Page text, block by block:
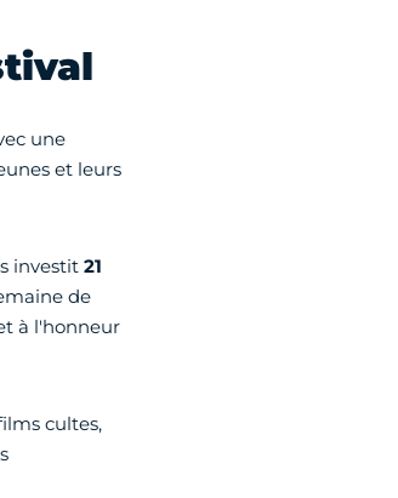
une
et leurs
investit21
de
à l'honneur
cultes,